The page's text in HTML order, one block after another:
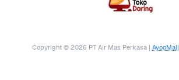
Copyright © 2026 PT Air Mas Perkasa | AyooMall